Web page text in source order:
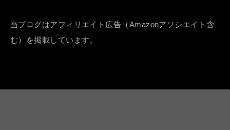
当ブログはアフィリエイト広告（Amazonアソシエイト含
む）を掲載しています。